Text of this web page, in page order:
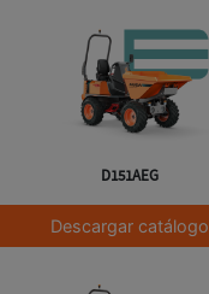
D151AEG
Descargar catálogo